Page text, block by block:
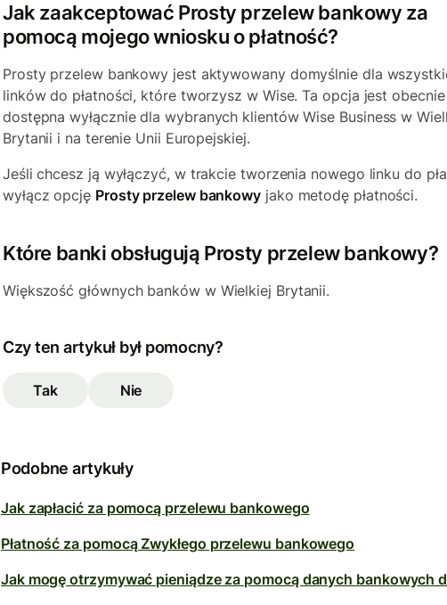
Jak zaakceptować Prosty przelew bankowy za
pomocą mojego wniosku o płatność?
Prosty przelew bankowy jest aktywowany domyślnie dla
linków do płatności, które tworzysz w Wise. Ta opcja jest obecnie
dostępna wyłącznie dla wybranych klientów Wise Business w
Brytanii i na terenie Unii Europejskiej.
Jeśli chcesz ją wyłączyć, w trakcie tworzenia nowego linku do
wyłącz opcję Prosty przelew bankowy jako metodę płatności.
Które banki obsługują Prosty przelew bankowy?
Większość głównych banków w Wielkiej Brytanii.
Czy ten artykuł był pomocny?
Tak Nie
Podobne artykuły
Jak zapłacić za pomocą przelewu bankowego
Płatność za pomocą Zwykłego przelewu bankowego
Jak mogę otrzymywać pieniądze za pomocą danych bankowych